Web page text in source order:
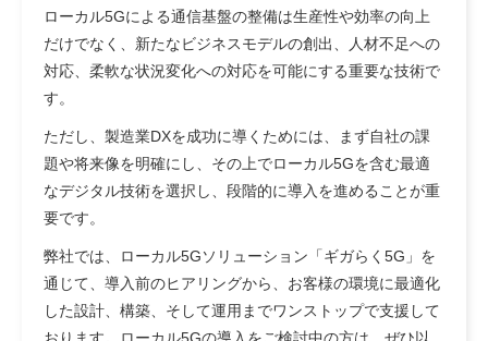
ローカル5Gによる通信基盤の整備は生産性や効率の向上
だけでなく、新たなビジネスモデルの創出、人材不足への
対応、柔軟な状況変化への対応を可能にする重要な技術で
す。
ただし、製造業DXを成功に導くためには、まず自社の課
題や将来像を明確にし、その上でローカル5Gを含む最適
なデジタル技術を選択し、段階的に導入を進めることが重
要です。
弊社では、ローカル5Gソリューション「ギガらく5G」を
通じて、導入前のヒアリングから、お客様の環境に最適化
した設計、構築、そして運用までワンストップで支援して
おります。ローカル5Gの導入をご検討中の方は、ぜひ以